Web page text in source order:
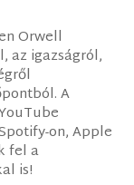
Orwell
az igazságról,
A
on, Apple
fel a
is!